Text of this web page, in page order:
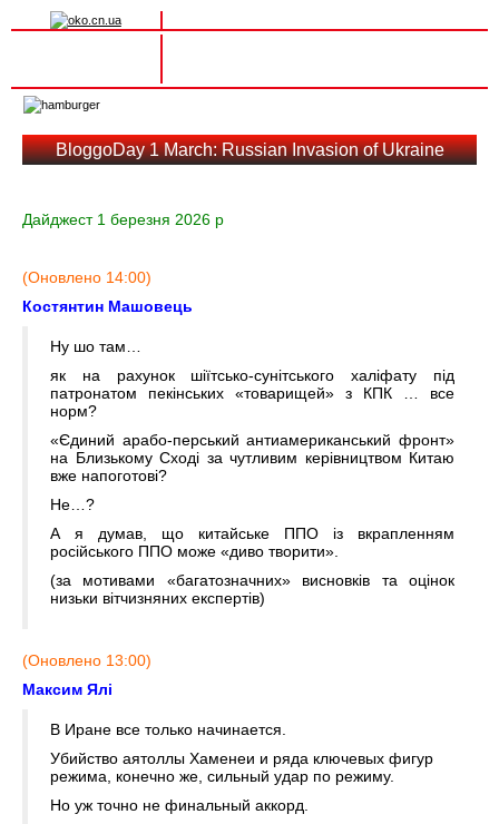
navigation
BloggoDay 1 March: Russian Invasion of Ukraine
Дайджест 1 березня 2026 р
(Оновлено 14:00)
Костянтин Машовець
Ну шо там…
як на рахунок шіїтсько-сунітського халіфату під
патронатом пекінських «товарищей» з КПК … все
норм?
«Єдиний арабо-перський антиамериканський фронт»
на Близькому Сході за чутливим керівництвом Китаю
вже напоготові?
Не…?
А я думав, що китайське ППО із вкрапленням
російського ППО може «диво творити».
(за мотивами «багатозначних» висновків та оцінок
низьки вітчизняних експертів)
(Оновлено 13:00)
Максим Ялі
В Иране все только начинается.
Убийство аятоллы Хаменеи и ряда ключевых фигур
режима, конечно же, сильный удар по режиму.
Но уж точно не финальный аккорд.